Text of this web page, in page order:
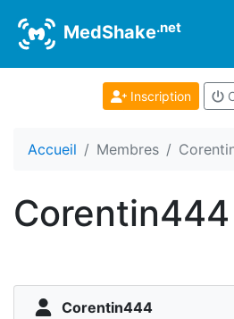
MedShake.net
Inscription
Accueil Membres
Corentin444
Corentin444